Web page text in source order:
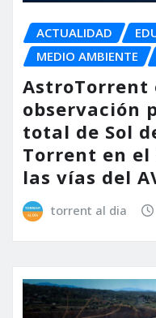
ACTUALIDAD
MEDIO AMBIENTE
AstroTorrent
observación
total de Sol
Torrent en
las vías del
torrent al dia